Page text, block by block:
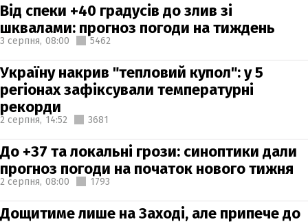
Від спеки +40 градусів до злив зі
шквалами: прогноз погоди на тиждень
3 серпня, 08:00 5462
Україну накрив "тепловий купол": у 5
регіонах зафіксували температурні
рекорди
2 серпня, 14:52 3681
До +37 та локальні грози: синоптики дали
прогноз погоди на початок нового тижня
2 серпня, 08:00 1793
Дощитиме лише на Заході, але припече до